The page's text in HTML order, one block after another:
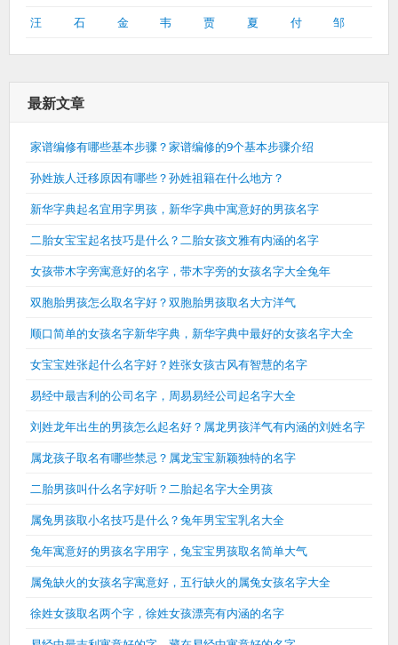
汪
石 金 韦 贾 夏 付 邹
最新文章
家谱编修有哪些基本步骤？家谱编修的9个基本步骤介绍
孙姓族人迁移原因有哪些？孙姓祖籍在什么地方？
新华字典起名宜用字男孩，新华字典中寓意好的男孩名字
二胎女宝宝起名技巧是什么？二胎女孩文雅有内涵的名字
女孩带木字旁寓意好的名字，带木字旁的女孩名字大全兔年
双胞胎男孩怎么取名字好？双胞胎男孩取名大方洋气
顺口简单的女孩名字新华字典，新华字典中最好的女孩名字大全
女宝宝姓张起什么名字好？姓张女孩古风有智慧的名字
易经中最吉利的公司名字，周易易经公司起名字大全
刘姓龙年出生的男孩怎么起名好？属龙男孩洋气有内涵的刘姓名字
属龙孩子取名有哪些禁忌？属龙宝宝新颖独特的名字
二胎男孩叫什么名字好听？二胎起名字大全男孩
属兔男孩取小名技巧是什么？兔年男宝宝乳名大全
兔年寓意好的男孩名字用字，兔宝宝男孩取名简单大气
属兔缺火的女孩名字寓意好，五行缺火的属兔女孩名字大全
徐姓女孩取名两个字，徐姓女孩漂亮有内涵的名字